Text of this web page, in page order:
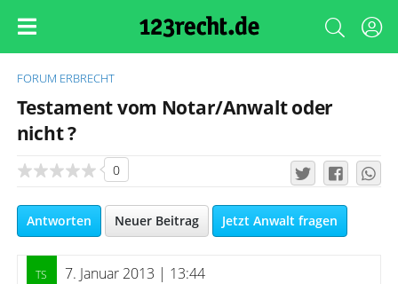
FORUM ERBRECHT
Testament vom Notar/Anwalt oder
nicht ?
0
Antworten Neuer Beitrag Jetzt Anwalt fragen
7. Januar 2013 | 13:44